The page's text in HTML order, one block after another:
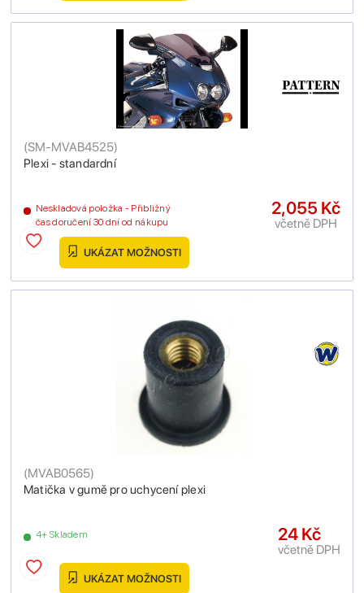
Plexi - standardní
(SM-MVAB4525)
Neskladová položka - Přibližný
čas doručení 30 dní od nákupu
2,055 Kč
včetně DPH
UKÁZAT MOŽNOSTI
Matička v gumě pro uchycení plexi
(MVAB0565)
4+ Skladem 24 Kč
včetně DPH
UKÁZAT MOŽNOSTI